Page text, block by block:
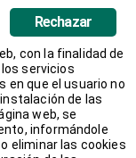
Rechazar
con la finalidad de
servicios
en que el usuario no
de las
web, se
informándole
eliminar las cookies